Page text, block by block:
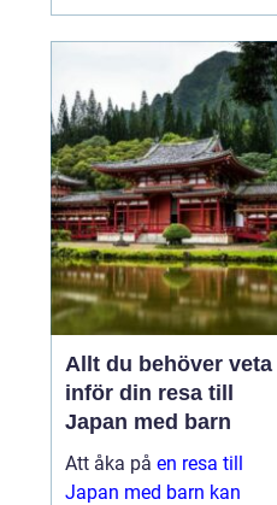
familjesemester har
blivit ett populärt
alternativ för familjer
som vill tillbringa kvalit...
Allt du behöver veta
inför din resa till
Japan med barn
Att åka på en resa till
Japan med barn kan